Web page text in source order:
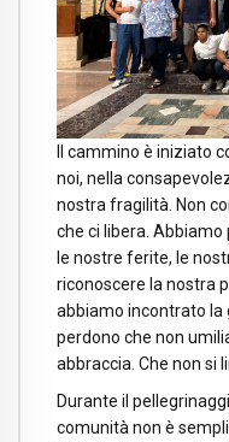
Il cammino è iniziato
noi, nella
nostra fragilità. Non
che ci libera.
le nostre ferite, le
riconoscere la nostra
abbiamo incontrato la
perdono che non
abbraccia. Che non si
Durante il
comunità non è